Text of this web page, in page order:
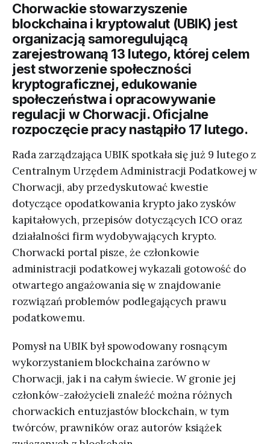
Chorwackie stowarzyszenie
blockchaina i kryptowalut (UBIK) jest
organizacją samoregulującą
zarejestrowaną 13 lutego, której celem
jest stworzenie społeczności
kryptograficznej, edukowanie
społeczeństwa i opracowywanie
regulacji w Chorwacji. Oficjalne
rozpoczęcie pracy nastąpiło 17 lutego.
Rada zarządzająca UBIK spotkała się już 9 lutego z
Centralnym Urzędem Administracji Podatkowej w
Chorwacji, aby przedyskutować kwestie
dotyczące opodatkowania krypto jako zysków
kapitałowych, przepisów dotyczących ICO oraz
działalności firm wydobywających krypto.
Chorwacki portal pisze, że członkowie
administracji podatkowej wykazali gotowość do
otwartego angażowania się w znajdowanie
rozwiązań problemów podlegających prawu
podatkowemu.
Pomysł na UBIK był spowodowany rosnącym
wykorzystaniem blockchaina zarówno w
Chorwacji, jak i na całym świecie. W gronie jej
członków-założycieli znaleźć można różnych
chorwackich entuzjastów blockchain, w tym
twórców, prawników oraz autorów książek